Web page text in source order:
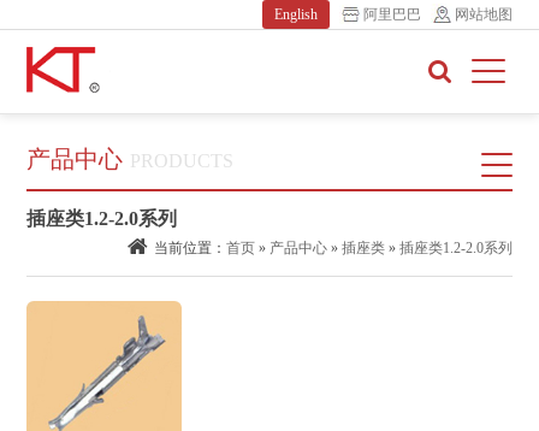
网站地图
阿里巴巴
English
产品中心 PRODUCTS
插座类1.2-2.0系列
当前位置： 首页 » 产品中心 » 插座类 » 插座类1.2-2.0系列